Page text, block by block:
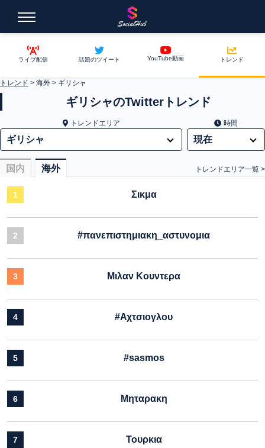
ライブ配信 話題のツイート YouTube動画 トレンド
トレンド > 海外 > ギリシャ
ギリシャのTwitterトレンド
トレンドエリア 時間
国内 海外 トレンドエリア一覧 >
1 Σικμα
2 #πανεπιστημιακη_αστυνομια
3 Μιλαν Κουντερα
4 #Αχτσιογλου
5 #sasmos
6 Μηταρακη
7 Τουρκια